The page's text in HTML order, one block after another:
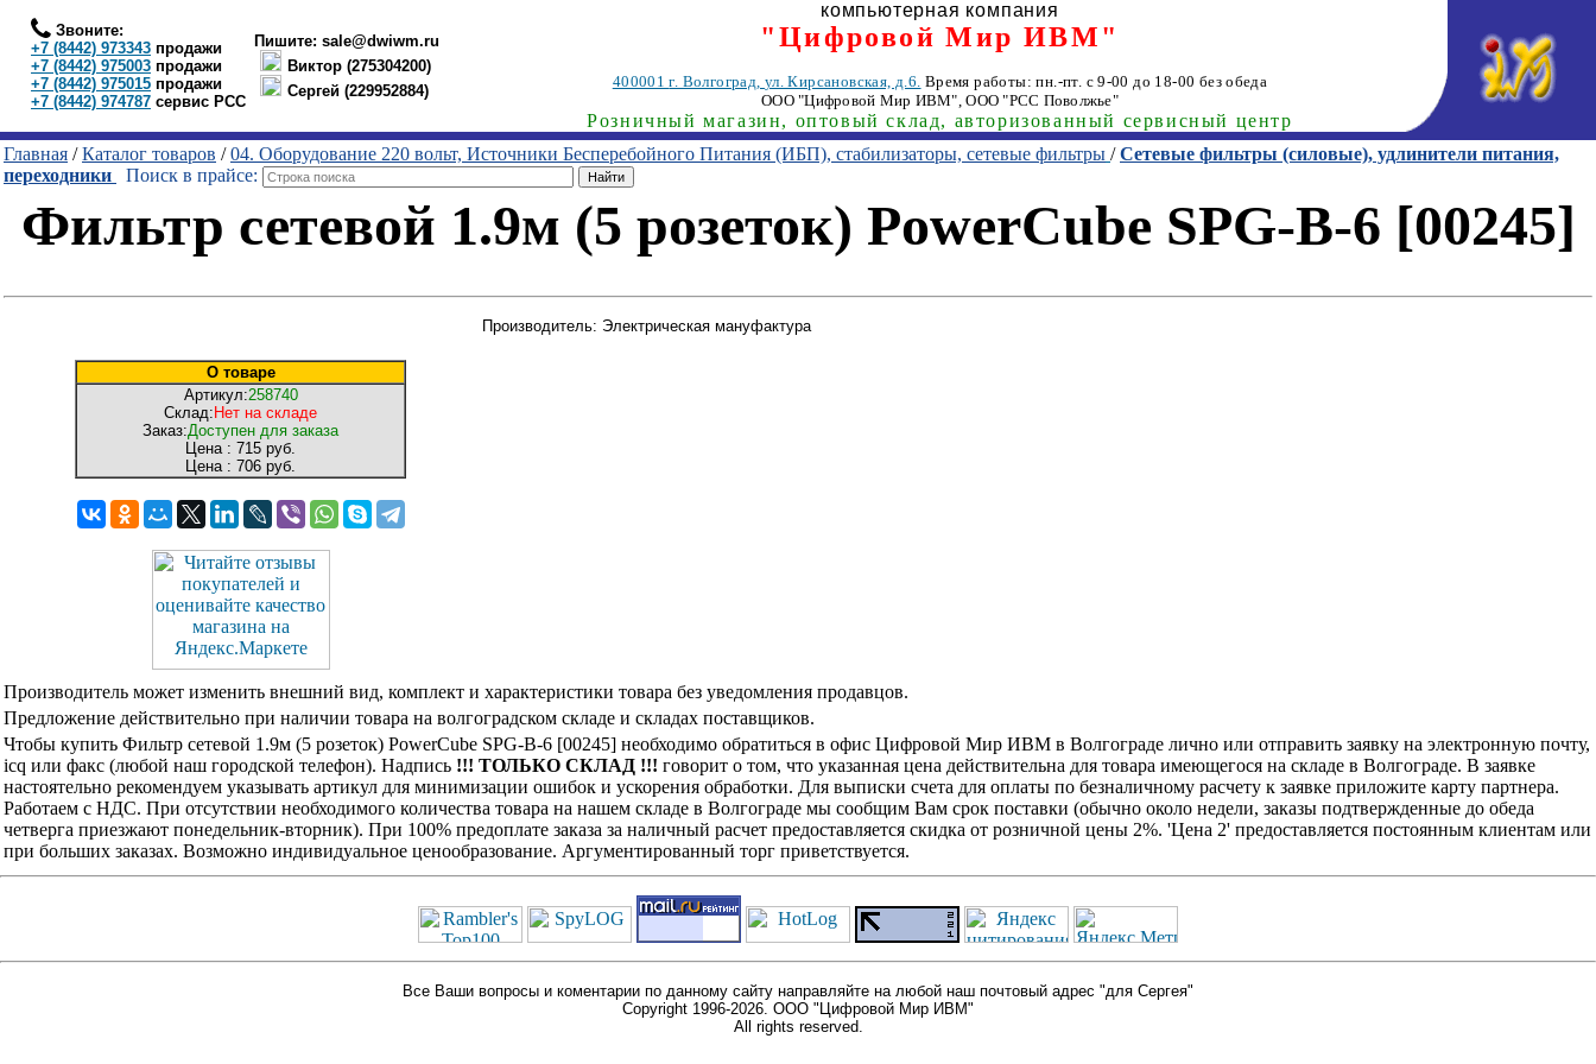
Звоните:
+7 (8442) 973343 продажи
+7 (8442) 975003 продажи
+7 (8442) 975015 продажи
+7 (8442) 974787 сервис РСС
Пишите: sale@dwiwm.ru
Виктор (275304200)
Сергей (229952884)
компьютерная компания
"Цифровой Мир ИВМ"
400001г. Волгоград, ул. Кирсановская, д.6. Время работы: пн.-пт. с 9-00 до 18-00 без обеда
ООО "Цифровой Мир ИВМ", ООО "РСС Поволжье"
Розничный магазин, оптовый склад, авторизованный сервисный центр
Главная /Каталог товаров /04. Оборудование 220 вольт, Источники Бесперебойного Питания (ИБП), стабилизаторы, сетевые фильтры /Сетевые фильтры (силовые), удлинители питания,
переходники
Поиск в прайсе:
Фильтр сетевой 1.9м (5 розеток) PowerCube SPG-B-6 [00245]
О товаре
Артикул:258740
Склад: Нет на складе
Заказ:Доступен для заказа
Цена : 715 руб.
Цена : 706 руб.
Производитель: Электрическая мануфактура
Производитель может изменить внешний вид, комплект и характеристики товара без уведомления продавцов.
Предложение действительно при наличии товара на волгоградском складе и складах поставщиков.
Чтобы купить Фильтр сетевой 1.9м (5 розеток) PowerCube SPG-B-6 [00245] необходимо обратиться в офис Цифровой Мир ИВМ в Волгограде лично или отправить заявку на электронную почту,
icq или факс (любой наш городской телефон). Надпись !!! ТОЛЬКО СКЛАД !!! говорит о том, что указанная цена действительна для товара имеющегося на складе в Волгограде. В заявке
настоятельно рекомендуем указывать артикул для минимизации ошибок и ускорения обработки. Для выписки счета для оплаты по безналичному расчету к заявке приложите карту партнера.
Работаем с НДС. При отсутствии необходимого количества товара на нашем складе в Волгограде мы сообщим Вам срок поставки (обычно около недели, заказы подтвержденные до обеда
четверга приезжают понедельник-вторник). При 100% предоплате заказа за наличный расчет предоставляется скидка от розничной цены 2%. 'Цена 2' предоставляется постоянным клиентам или
при больших заказах. Возможно индивидуальное ценообразование. Аргументированный торг приветствуется.
Все Ваши вопросы и коментарии по данному сайту направляйте на любой наш почтовый адрес "для Сергея"
Copyright 1996-2026. ООО "Цифровой Мир ИВМ"
All rights reserved.